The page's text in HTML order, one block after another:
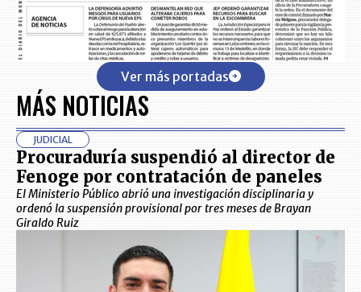
Ver más portadas
MÁS NOTICIAS
JUDICIAL
Procuraduría suspendió al director de
Fenoge por contratación de paneles
El Ministerio Público abrió una investigación disciplinaria y
ordenó la suspensión provisional por tres meses de Brayan
Giraldo Ruiz